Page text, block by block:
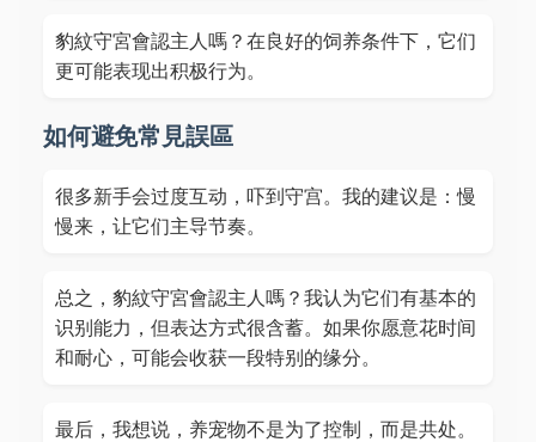
豹紋守宮會認主人嗎？在良好的饲养条件下，它们
更可能表现出积极行为。
如何避免常見誤區
很多新手会过度互动，吓到守宫。我的建议是：慢
慢来，让它们主导节奏。
总之，豹紋守宮會認主人嗎？我认为它们有基本的
识别能力，但表达方式很含蓄。如果你愿意花时间
和耐心，可能会收获一段特别的缘分。
最后，我想说，养宠物不是为了控制，而是共处。